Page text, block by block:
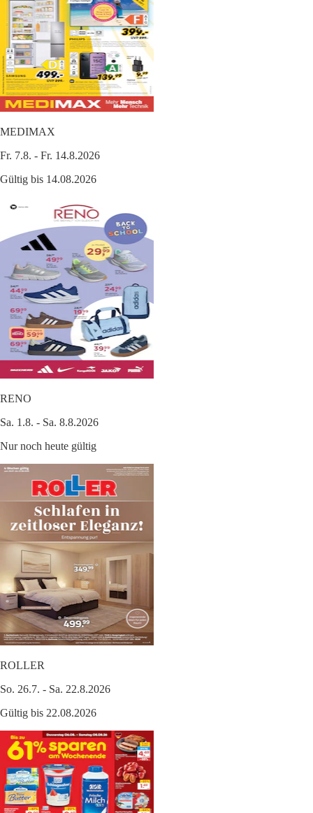
MEDIMAX
Fr. 7.8. - Fr. 14.8.2026
Gültig bis 14.08.2026
RENO
Sa. 1.8. - Sa. 8.8.2026
Nur noch heute gültig
ROLLER
So. 26.7. - Sa. 22.8.2026
Gültig bis 22.08.2026